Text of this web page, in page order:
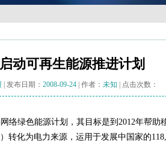
动可再生能源推进计划
| 发布日期： 2008-09-24 | 作者： 未知 | 点击次数：
络绿色能源计划，其目标是到2012年帮助
转化为电力来源，运用于发展中国家的